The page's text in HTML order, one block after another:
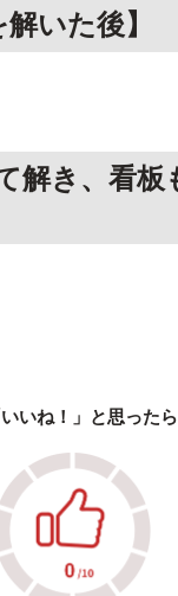
解いた後】
解き、看板
いね！」と思ったら